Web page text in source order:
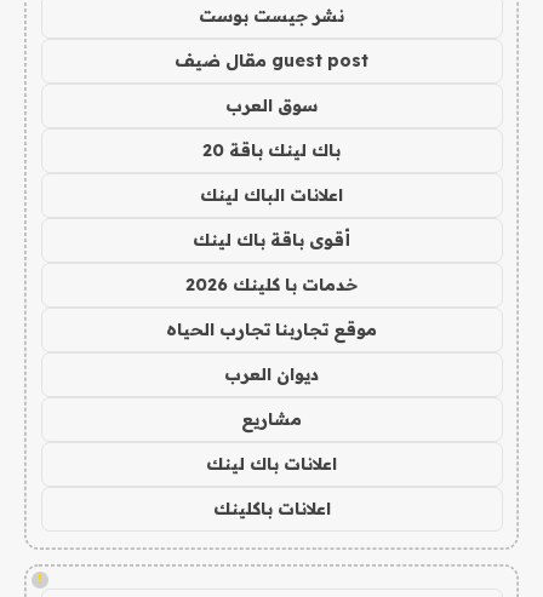
نشر جيست بوست
guest post مقال ضيف
سوق العرب
باك لينك باقة 20
اعلانات الباك لينك
أقوى باقة باك لينك
خدمات با كلينك 2026
موقع تجاربنا تجارب الحياه
ديوان العرب
مشاريع
اعلانات باك لينك
اعلانات باكلينك
!